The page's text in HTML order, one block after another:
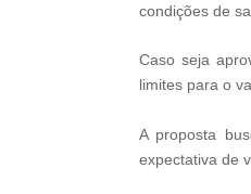
condições de
Caso seja
limites para o
A proposta
expectativa de